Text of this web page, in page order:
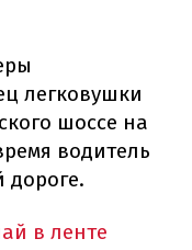
легковушки
шоссе на
водитель
дороге.
в ленте